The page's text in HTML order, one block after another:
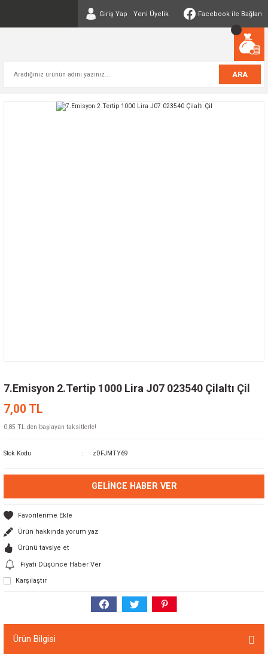
Giriş Yap Yeni Üyelik Facebook ile Bağlan
ARA
7.Emisyon 2.Tertip 1000 Lira J07 023540 Çilaltı Çil
7,00 TL
0,85 TL den başlayan taksitlerle!
Stok Kodu zDFJMTY69
GELINCE HABER VER
Ürün hakkında yorum yaz
Ürünü tavsiye et
Fiyatı Düşünce Haber Ver
Karşılaştır
Ürün Bilgisi